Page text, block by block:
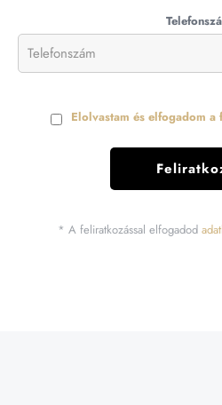
Elolvastam és elfogadom
* A feliratkozással elfogadod